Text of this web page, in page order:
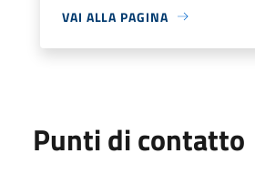
VAI ALLA PAGINA
Punti di contatto